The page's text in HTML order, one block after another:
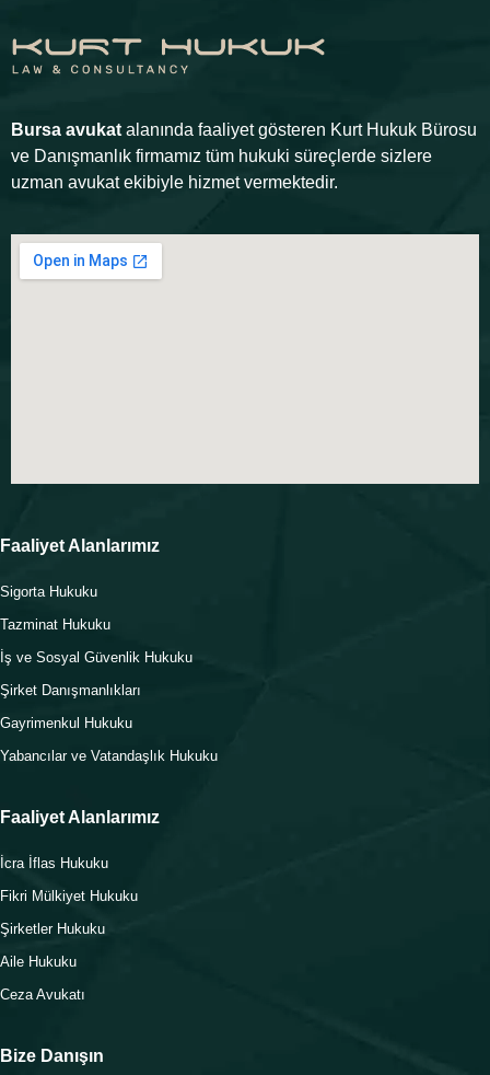
Bursa avukat alanında faaliyet gösteren Kurt Hukuk Bürosu
ve Danışmanlık firmamız tüm hukuki süreçlerde sizlere
uzman avukat ekibiyle hizmet vermektedir.
Faaliyet Alanlarımız
Sigorta Hukuku
Tazminat Hukuku
İş ve Sosyal Güvenlik Hukuku
Şirket Danışmanlıkları
Gayrimenkul Hukuku
Yabancılar ve Vatandaşlık Hukuku
Faaliyet Alanlarımız
İcra İflas Hukuku
Fikri Mülkiyet Hukuku
Şirketler Hukuku
Aile Hukuku
Ceza Avukatı
Bize Danışın